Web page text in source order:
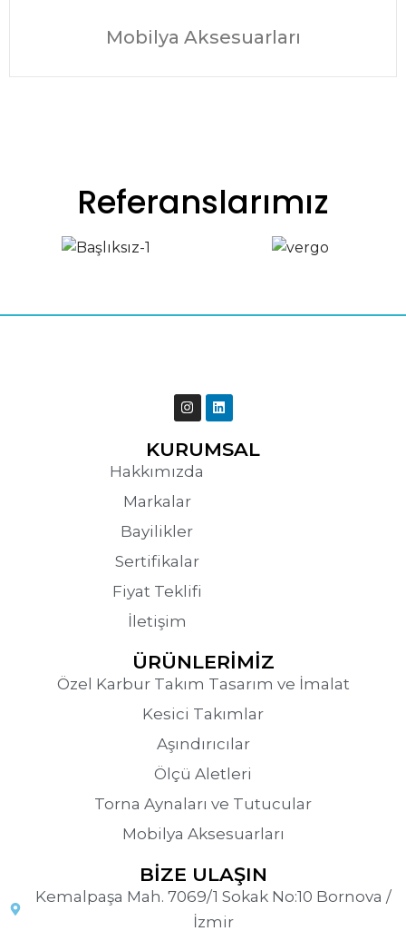
Mobilya Aksesuarları
Referanslarımız
KURUMSAL
Hakkımızda
Markalar
Bayilikler
Sertifikalar
Fiyat Teklifi
İletişim
ÜRÜNLERİMİZ
Özel Karbur Takım Tasarım ve İmalat
Kesici Takımlar
Aşındırıcılar
Ölçü Aletleri
Torna Aynaları ve Tutucular
Mobilya Aksesuarları
BİZE ULAŞIN
Kemalpaşa Mah. 7069/1 Sokak No:10 Bornova /
İzmir